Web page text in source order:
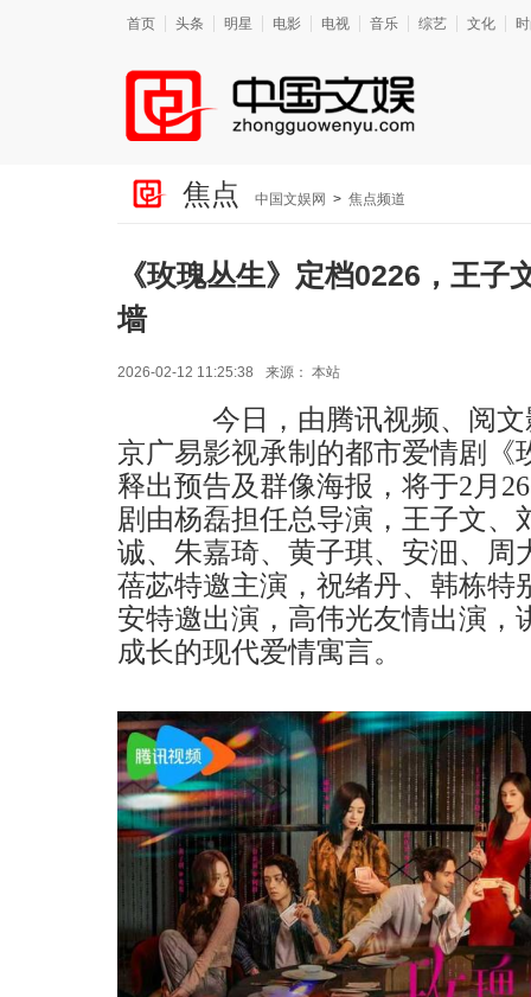
首页 头条 明星 电影 电视 音乐 综艺 文化
焦点 中国文娱网 > 焦点频道
《玫瑰丛生》定档0226，王
墙
2026-02-12 11:25:38 来源： 本站
今日，由腾讯视频、阅文
京广易影视承制的都市爱情剧《
释出预告及群像海报，将于2月
剧由杨磊担任总导演，王子文、
诚、朱嘉琦、黄子琪、安沺、周
蓓苾特邀主演，祝绪丹、韩栋特
安特邀出演，高伟光友情出演，
成长的现代爱情寓言。